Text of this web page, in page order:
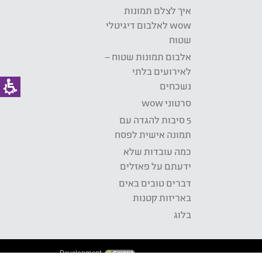
איך לצלם תמונות
wow לאלבום דיגיטלי
שטוח
אלבום תמונות שטוח –
לאירועים בלתי
נשכחים
סרטוני wow
5 סיבות להגדה עם
תמונה אישית לפסח
כמה עובדות שלא
ידעתם על פאזלים
דברים טובים באים
באריזות קטנות
בלוג
Development: